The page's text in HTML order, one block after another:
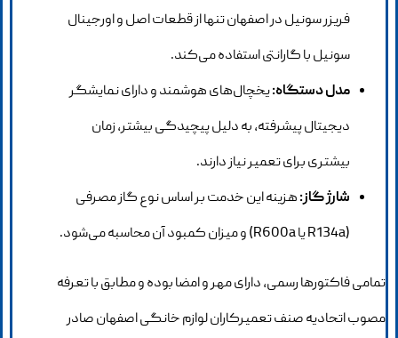
فریزر سونیل در اصفهان تنها از قطعات اصل و اورجینال
سونیل با گارانتی استفاده می‌کند.
مدل دستگاه:یخچال‌های هوشمند و دارای نمایشگر
دیجیتال پیشرفته، به دلیل پیچیدگی بیشتر، زمان
بیشتری برای تعمیر نیاز دارند.
شارژ گاز:هزینه این خدمت بر اساس نوع گاز مصرفی
(R134a یا R600a) و میزان کمبود آن محاسبه می‌شود.
تمامی فاکتورها رسمی، دارای مهر و امضا بوده و مطابق با تعرفه
مصوب اتحادیه صنف تعمیرکاران لوازم خانگی اصفهان صادر